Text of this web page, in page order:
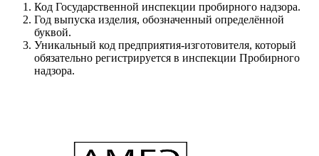
Код Государственной инспекции пробирного надзора.
Год выпуска изделия, обозначенный определённой
буквой.
Уникальный код предприятия-изготовителя, который
обязательно регистрируется в инспекции Пробирного
надзора.